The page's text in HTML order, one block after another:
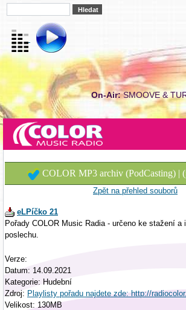
On-Air:SMOOVE &
COLOR MP3 archiv (PodCasting) |
Zpět na přehled souborů
eLPíčko 21
Pořady COLOR Music Radia - určeno ke stažení a
poslechu.
Verze:
Datum: 14.09.2021
Kategorie: Hudební
Zdroj: Playlisty pořadu najdete zde: http://
Velikost: 130MB